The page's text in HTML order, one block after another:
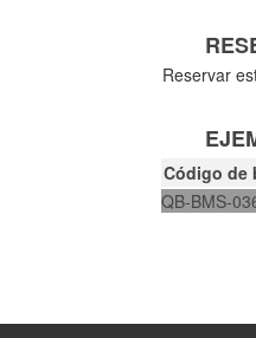
Reservar
Código de
QB-BMS-